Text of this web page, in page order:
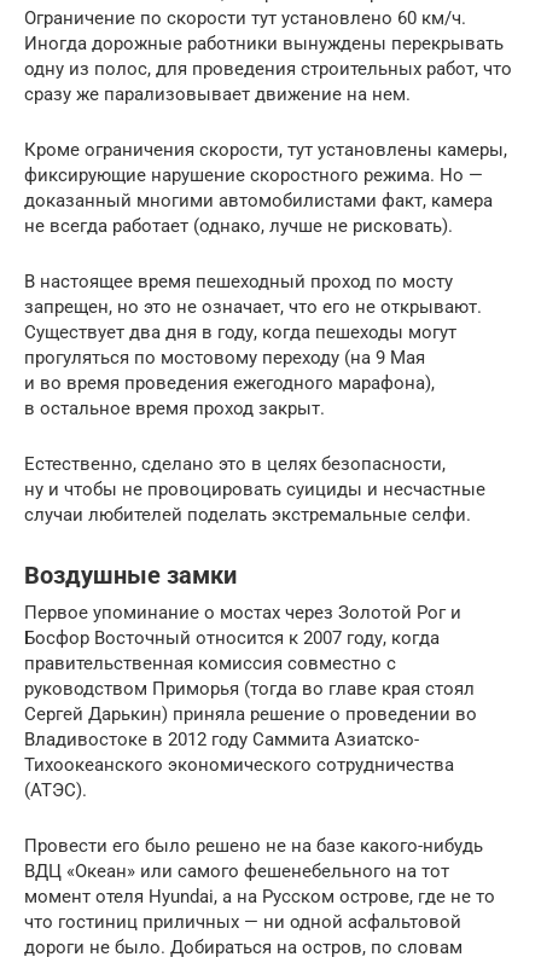
Ограничение по скорости тут установлено 60 км/ч.
Иногда дорожные работники вынуждены перекрывать
одну из полос, для проведения строительных работ, что
сразу же парализовывает движение на нем.
Кроме ограничения скорости, тут установлены камеры,
фиксирующие нарушение скоростного режима. Но —
доказанный многими автомобилистами факт, камера
не всегда работает (однако, лучше не рисковать).
В настоящее время пешеходный проход по мосту
запрещен, но это не означает, что его не открывают.
Существует два дня в году, когда пешеходы могут
прогуляться по мостовому переходу (на 9 Мая
и во время проведения ежегодного марафона),
в остальное время проход закрыт.
Естественно, сделано это в целях безопасности,
ну и чтобы не провоцировать суициды и несчастные
случаи любителей поделать экстремальные селфи.
Воздушные замки
Первое упоминание о мостах через Золотой Рог и
Босфор Восточный относится к 2007 году, когда
правительственная комиссия совместно с
руководством Приморья (тогда во главе края стоял
Сергей Дарькин) приняла решение о проведении во
Владивостоке в 2012 году Саммита Азиатско-
Тихоокеанского экономического сотрудничества
(АТЭС).
Провести его было решено не на базе какого-нибудь
ВДЦ «Океан» или самого фешенебельного на тот
момент отеля Hyundai, а на Русском острове, где не то
что гостиниц приличных — ни одной асфальтовой
дороги не было. Добираться на остров, по словам